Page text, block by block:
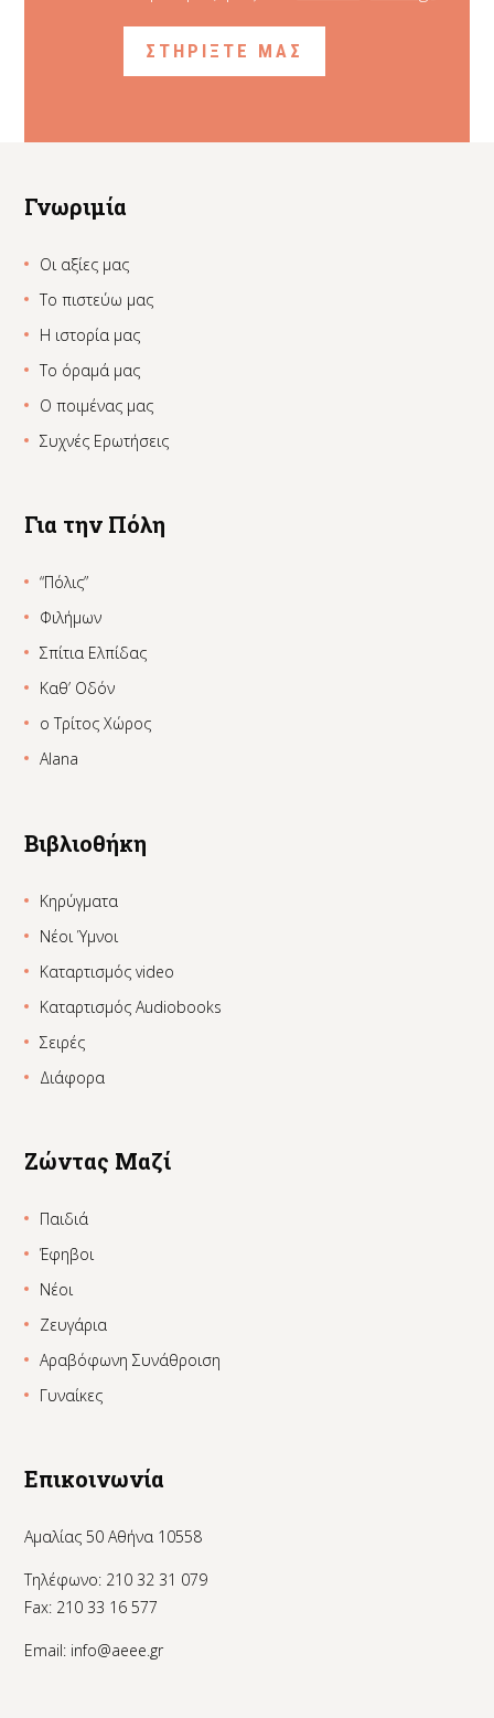
ΣΤΗΡΙΞΤΕ ΜΑΣ
Γνωριμία
Οι αξίες μας
Το πιστεύω μας
Η ιστορία μας
Το όραμά μας
Ο ποιμένας μας
Συχνές Ερωτήσεις
Για την Πόλη
“Πόλις”
Φιλήμων
Σπίτια Ελπίδας
Καθ’ Οδόν
ο Τρίτος Χώρος
Alana
Βιβλιοθήκη
Κηρύγματα
Νέοι Ύμνοι
Καταρτισμός video
Καταρτισμός Audiobooks
Σειρές
Διάφορα
Ζώντας Μαζί
Παιδιά
Έφηβοι
Νέοι
Ζευγάρια
Αραβόφωνη Συνάθροιση
Γυναίκες
Επικοινωνία
Αμαλίας 50 Αθήνα 10558
Τηλέφωνο: 210 32 31 079
Fax: 210 33 16 577
Email: info@aeee.gr